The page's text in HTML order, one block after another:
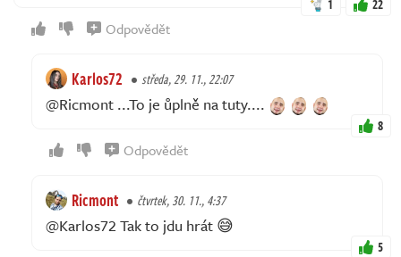
1 22
Odpovědět
Karlos72 středa, 29. 11., 22:07
@Ricmont ...To je ůplně na tuty....
8
Odpovědět
Ricmont čtvrtek, 30. 11., 4:37
@Karlos72 Tak to jdu hrát 😅
5